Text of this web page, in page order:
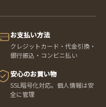
お支払い方法
クレジットカード・代金引換・
銀行振込・コンビニ払い
安心のお買い物
SSL暗号化対応。個人情報は安
全に管理